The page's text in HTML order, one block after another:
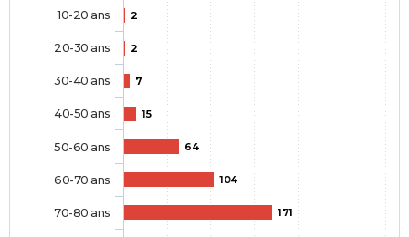
2
2
7
15
64
104
171
10-20 ans
20-30 ans
30-40 ans
40-50 ans
50-60 ans
60-70 ans
70-80 ans